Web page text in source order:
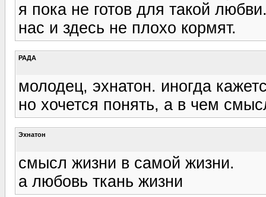
я пока не готов для такой
нас и здесь не плохо кормят.
РАДА
молодец, эхнатон. иногда
но хочется понять, а в чем
Эхнатон
смысл жизни в самой жизни.
а любовь ткань жизни